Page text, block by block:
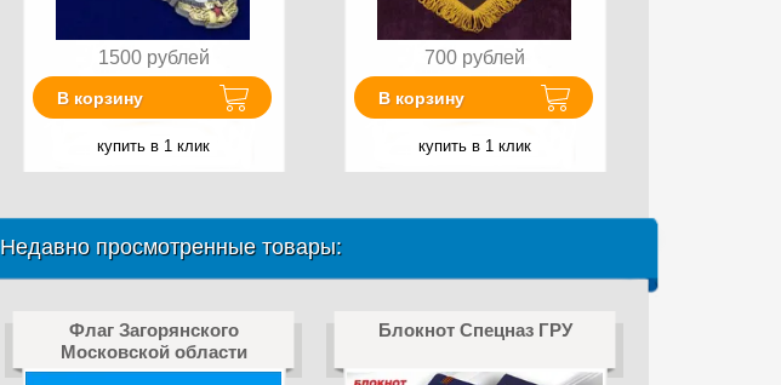
1500 рублей
В корзину
купить в 1 клик
700 рублей
В корзину
купить в 1 клик
Недавно просмотренные товары:
Флаг Загорянского
Московской области
Блокнот Спецназ ГРУ